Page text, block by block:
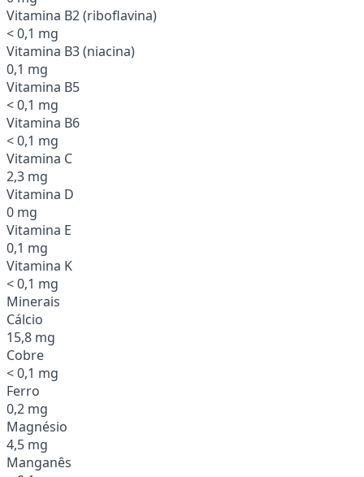
Vitamina B2 (riboflavina)
< 0,1 mg
Vitamina B3 (niacina)
0,1 mg
Vitamina B5
< 0,1 mg
Vitamina B6
< 0,1 mg
Vitamina C
2,3 mg
Vitamina D
0 mg
Vitamina E
0,1 mg
Vitamina K
< 0,1 mg
Minerais
Cálcio
15,8 mg
Cobre
< 0,1 mg
Ferro
0,2 mg
Magnésio
4,5 mg
Manganês